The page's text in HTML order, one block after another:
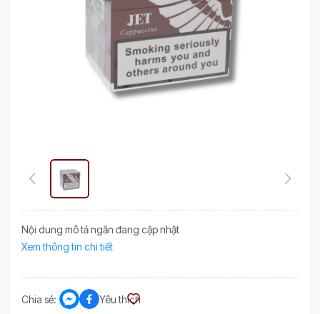
Nội dung mô tả ngắn đang cập nhật
Xem thông tin chi tiết
Chia sẻ: Yêu thích